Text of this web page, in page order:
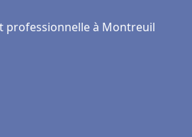
professionnelle à Montreuil